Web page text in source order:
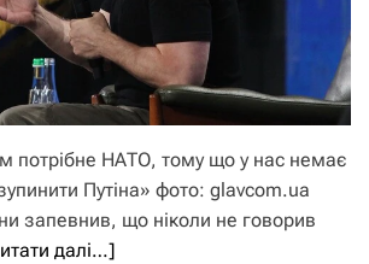
потрібне НАТО, тому що у нас немає
Путіна» фото: glavcom.ua
запевнив, що ніколи не говорив
далі…]